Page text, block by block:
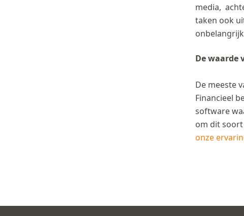
media,
taken ook
De waarde
De meeste
Financieel
software
om dit soort
onze